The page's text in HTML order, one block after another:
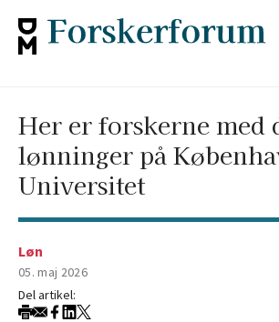
Her er forskerne med
lønninger på
Universitet
Løn
05. maj 2026
Del artikel: